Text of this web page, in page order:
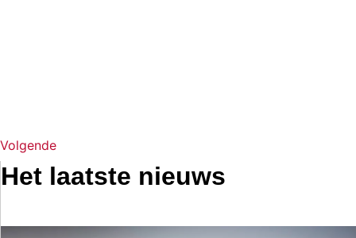
Volgende
Het laatste nieuws